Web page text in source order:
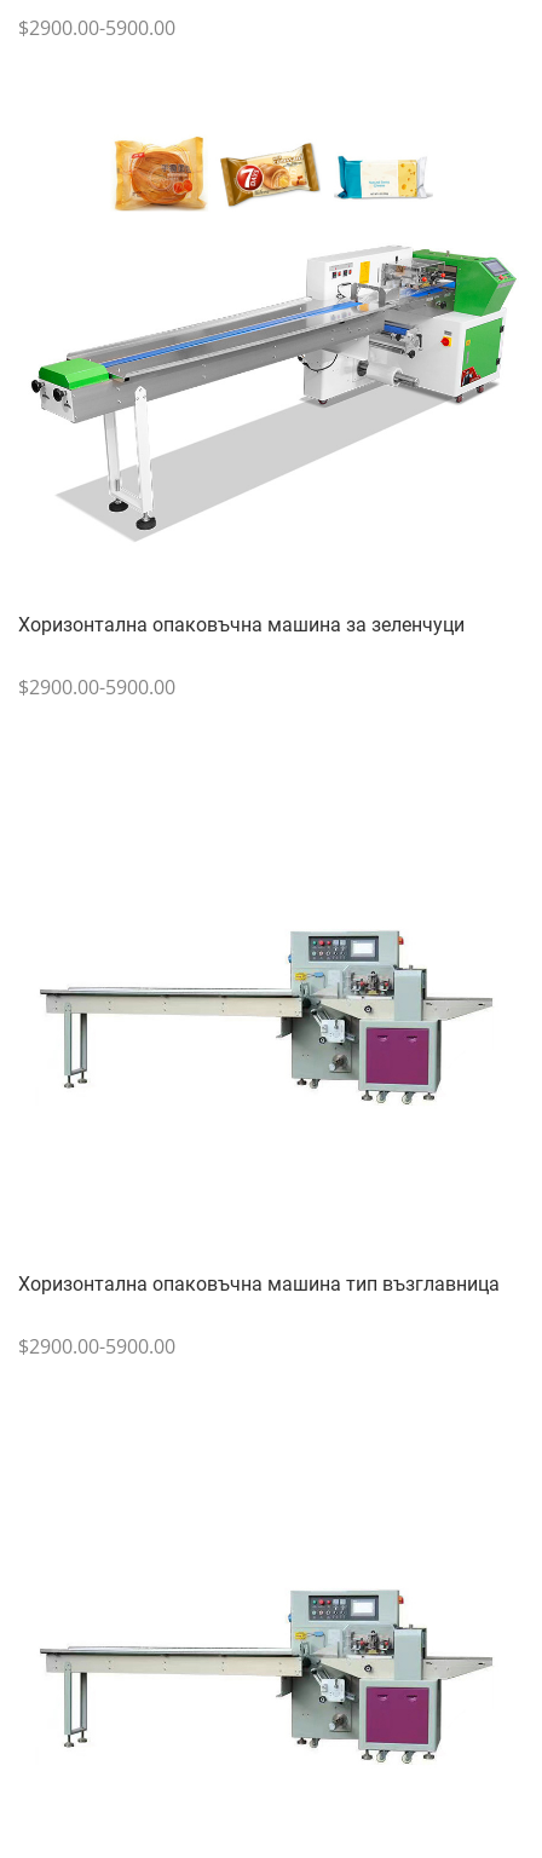
$2900.00-5900.00
Хоризонтална опаковъчна машина за зеленчуци
$2900.00-5900.00
Хоризонтална опаковъчна машина тип възглавница
$2900.00-5900.00